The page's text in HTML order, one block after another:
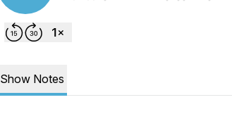
Show Notes